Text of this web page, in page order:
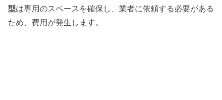
型は専用のスペースを確保し、業者に依頼する必要がある
ため、費用が発生します。